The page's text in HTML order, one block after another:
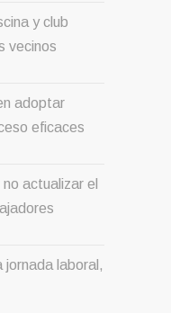
y club
vecinos
adoptar
eficaces
actualizar el
jornada laboral,